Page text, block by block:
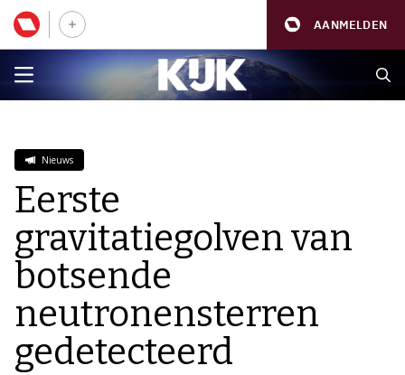
AANMELDEN
Nieuws
Eerste
gravitatiegolven van
botsende
neutronensterren
gedetecteerd